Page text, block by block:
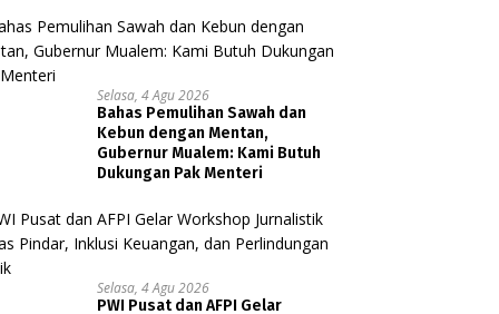
Selasa, 4 Agu 2026
Bahas Pemulihan Sawah dan
Kebun dengan Mentan,
Gubernur Mualem: Kami Butuh
Dukungan Pak Menteri
Selasa, 4 Agu 2026
PWI Pusat dan AFPI Gelar